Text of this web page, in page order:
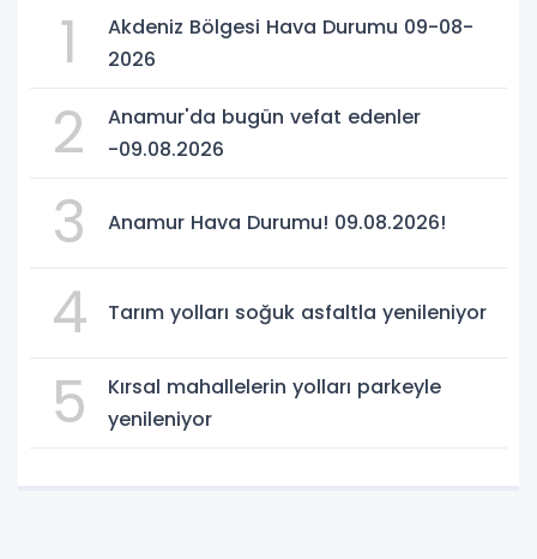
1
Akdeniz Bölgesi Hava Durumu 09-08-
2026
2
Anamur'da bugün vefat edenler
-09.08.2026
3 Anamur Hava Durumu! 09.08.2026!
4 Tarım yolları soğuk asfaltla yenileniyor
5
Kırsal mahallelerin yolları parkeyle
yenileniyor